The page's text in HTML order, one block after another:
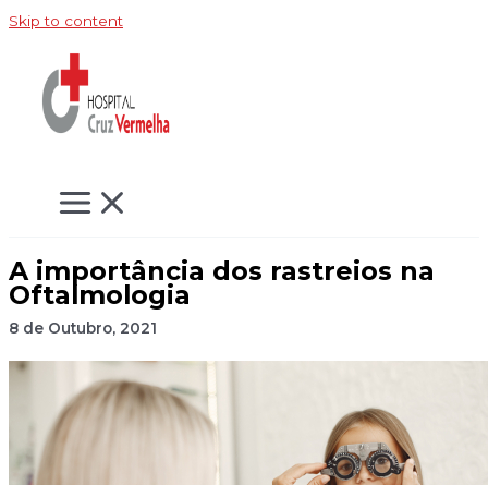
Skip to content
A importância dos rastreios na
Oftalmologia
8 de Outubro, 2021